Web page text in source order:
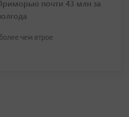
почти 43 млн за
чем втрое